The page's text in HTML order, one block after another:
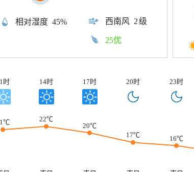
相对湿度 45% 西南风 2级
25优
时 14时 17时 20时 23时
22℃
20℃
17℃
16℃